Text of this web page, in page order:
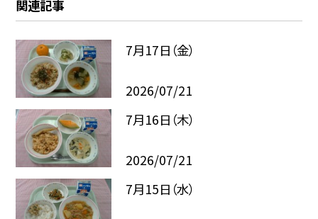
関連記事
7月17日（金）
2026/07/21
7月16日（木）
2026/07/21
7月15日（水）